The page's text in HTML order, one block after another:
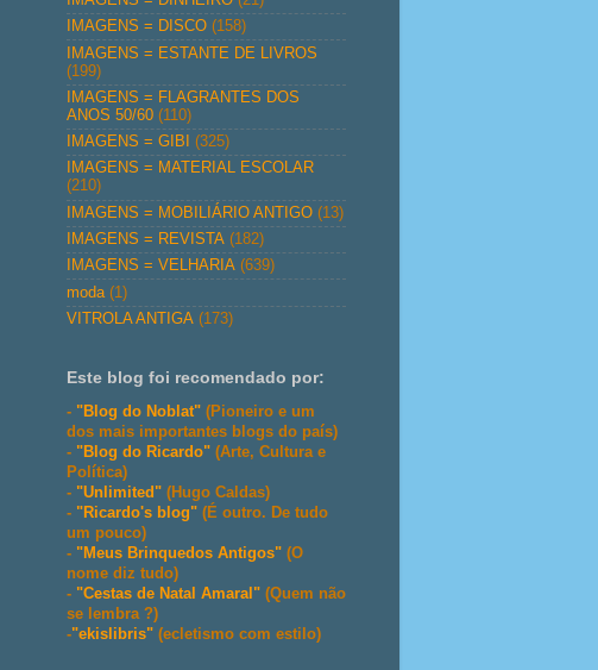
IMAGENS = DISCO (158)
IMAGENS = ESTANTE DE LIVROS
(199)
IMAGENS = FLAGRANTES DOS
ANOS 50/60 (110)
IMAGENS = GIBI
(325)
IMAGENS = MATERIAL ESCOLAR
(210)
IMAGENS = MOBILIÁRIO ANTIGO (13)
IMAGENS = REVISTA (182)
IMAGENS = VELHARIA (639)
moda (1)
VITROLA ANTIGA (173)
Este blog foi recomendado por:
- "Blog do Noblat" (Pioneiro e um
dos mais importantes blogs do país)
- "Blog do Ricardo" (Arte, Cultura e
Política)
- "Unlimited" (Hugo Caldas)
- "Ricardo's blog" (É outro. De tudo
um pouco)
- "Meus Brinquedos Antigos" (O
nome diz tudo)
- "Cestas de Natal Amaral" (Quem não
se lembra ?)
-"ekislibris" (ecletismo com estilo)